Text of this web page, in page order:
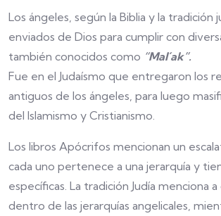
Los ángeles, según la Biblia y la tradición
enviados de Dios para cumplir con
también conocidos como “Mal´ak”.
Fue en el Judaísmo que entregaron los
antiguos de los ángeles, para luego
del Islamismo y Cristianismo.
Los libros Apócrifos mencionan un
cada uno pertenece a una jerarquía y
específicas. La tradición Judía menciona
dentro de las jerarquías angelicales,